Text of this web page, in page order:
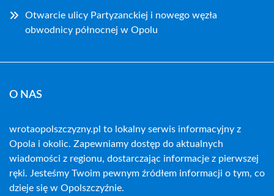
Otwarcie ulicy Partyzanckiej i nowego węzła
obwodnicy północnej w Opolu
O NAS
wrotaopolszczyzny.pl to lokalny serwis informacyjny z
Opola i okolic. Zapewniamy dostęp do aktualnych
wiadomości z regionu, dostarczając informacje z pierwszej
ręki. Jesteśmy Twoim pewnym źródłem informacji o tym, co
dzieje się w Opolszczyźnie.